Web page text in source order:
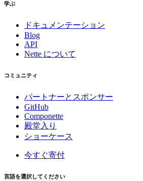
学ぶ
ドキュメンテーション
Blog
API
Nette について
コミュニティ
パートナーとスポンサー
GitHub
Componette
殿堂入り
ショーケース
今すぐ寄付
言語を選択してください